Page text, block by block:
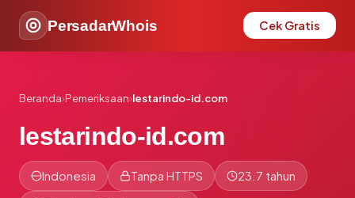
PersadarWhois Cek Gratis
Beranda›Pemeriksaan›lestarindo-id.com
lestarindo-id.com
Indonesia Tanpa HTTPS 23.7 tahun